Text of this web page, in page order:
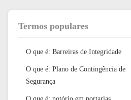
Termos populares
O que é: Barreiras de Integridade
O que é: Plano de Contingência de
Segurança